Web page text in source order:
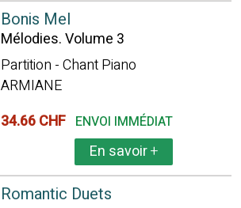
Bonis Mel
Mélodies. Volume 3
Partition - Chant Piano
ARMIANE
34.66 CHF ENVOI IMMÉDIAT
En savoir+
Romantic Duets